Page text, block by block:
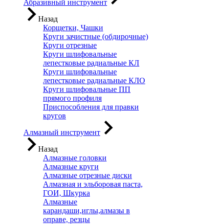
Абразивный инструмент
Назад
Корщетки, Чашки
Круги зачистные (обдирочные)
Круги отрезные
Круги шлифовальные
лепестковые радиальные КЛ
Круги шлифовальные
лепестковые радиальные КЛО
Круги шлифовальные ПП
прямого профиля
Приспособления для правки
кругов
Алмазный инструмент
Назад
Алмазные головки
Алмазные круги
Алмазные отрезные диски
Алмазная и эльборовая паста,
ГОИ, Шкурка
Алмазные
карандаши,иглы,алмазы в
оправе, резцы